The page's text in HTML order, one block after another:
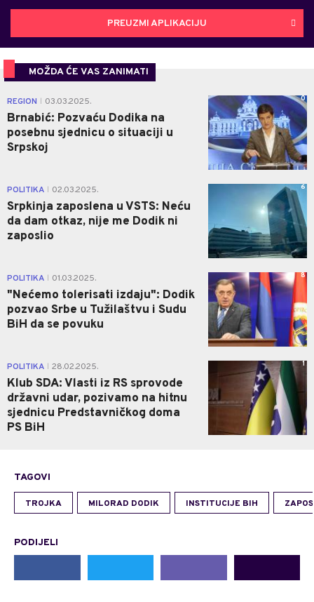
PREUZMI APLIKACIJU
MOŽDA ĆE VAS ZANIMATI
REGION 03.03.2025.
Brnabić: Pozvaću Dodika na
posebnu sjednicu o situaciji u
Srpskoj
0
POLITIKA 02.03.2025.
Srpkinja zaposlena u VSTS: Neću
da dam otkaz, nije me Dodik ni
zaposlio
6
POLITIKA 01.03.2025.
"Nećemo tolerisati izdaju": Dodik
pozvao Srbe u Tužilaštvu i Sudu
BiH da se povuku
8
POLITIKA 28.02.2025.
Klub SDA: Vlasti iz RS sprovode
državni udar, pozivamo na hitnu
sjednicu Predstavničkog doma
PS BiH
1
TAGOVI
TROJKA MILORAD DODIK INSTITUCIJE BIH
PODIJELI